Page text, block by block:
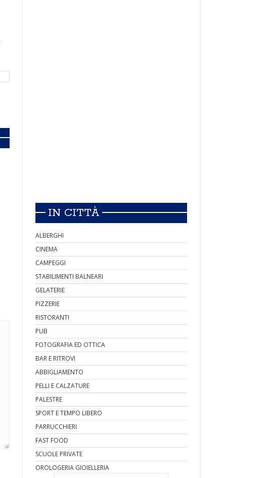
IN CITTÀ
ALBERGHI
CINEMA
CAMPEGGI
STABILIMENTI BALNEARI
GELATERIE
PIZZERIE
RISTORANTI
PUB
FOTOGRAFIA ED OTTICA
BAR E RITROVI
ABBIGLIAMENTO
PELLI E CALZATURE
PALESTRE
SPORT E TEMPO LIBERO
PARRUCCHIERI
FAST FOOD
SCUOLE PRIVATE
OROLOGERIA GIOIELLERIA